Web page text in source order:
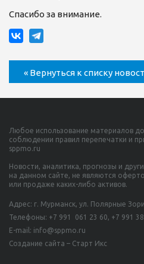
Спасибо за внимание.
« Вернуться к списку
Любое использование материалов
соблюдении правил перепечатки и
sppmo.ru
Новости, аналитика, прогнозы и
на данном сайте, не являются
или продаже каких-либо активов.
Адрес: г. Мурманск, ул. Полярные
Телефоны: +7 991 061 23 60, +7 991
E-mail: info@sppmo.ru
Создание сайта – Старт Икс